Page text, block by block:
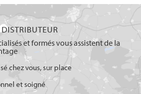
et formés vous assistent de la
chez vous, sur place
et soigné